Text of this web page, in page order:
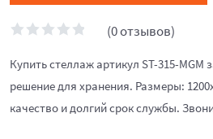
(0 отзывов)
Купить стеллаж артикул ST-315-MGM
решение для хранения. Размеры:
качество и долгий срок службы.